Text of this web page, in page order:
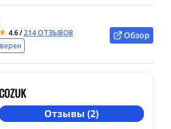
4.6/214 ОТЗЫВОВ
Обзор
Отзывы (2)